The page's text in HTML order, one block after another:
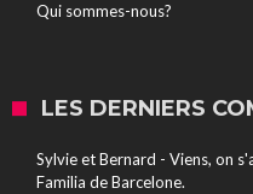
Qui sommes-nous?
LES DERNIERS
Sylvie et Bernard - Viens, on
Familia de Barcelone.